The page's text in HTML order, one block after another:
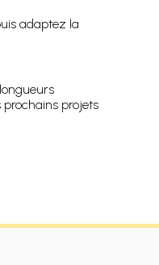
adaptez la
projets